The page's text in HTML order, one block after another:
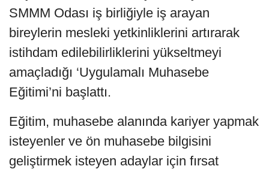
SMMM Odası iş birliğiyle iş arayan
bireylerin mesleki yetkinliklerini artırarak
istihdam edilebilirliklerini yükseltmeyi
amaçladığı ‘Uygulamalı Muhasebe
Eğitimi’ni başlattı.
Eğitim, muhasebe alanında kariyer yapmak
isteyenler ve ön muhasebe bilgisini
geliştirmek isteyen adaylar için fırsat